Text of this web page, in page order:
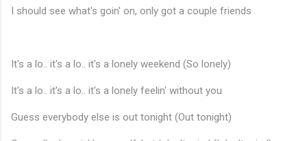
I should see what's goin' on, only got a couple friends
It's a lo.. it's a lo.. it's a lonely weekend (So lonely)
It's a lo.. it's a lo.. it's a lonely feelin' without you
Guess everybody else is out tonight (Out tonight)